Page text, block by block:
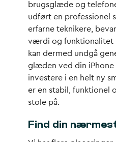
brugsglæde og
udført en professionel
erfarne teknikere,
værdi og funktionalitet
kan dermed undgå
glæden ved din iPhone
investere i en helt ny
er en stabil, funktionel
stole på.
Find din